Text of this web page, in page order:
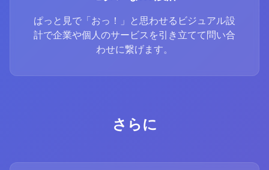
ぱっと見で「おっ！」と思わせるビジュアル設
計で企業や個人のサービスを引き立てて問い合
わせに繋げます。
さらに